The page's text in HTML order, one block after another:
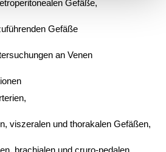
Gefäße,
Gefäße
an Venen
viszeralen und thorakalen Gefäßen,
brachialen und cruro-pedalen